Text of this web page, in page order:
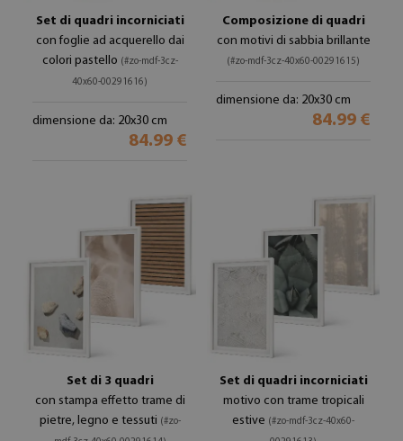
Set di quadri incorniciati
con foglie ad acquerello dai
colori pastello (#zo-mdf-3cz-
40x60-00291616)
dimensione da: 20x30 cm
84.99 €
Composizione di quadri
con motivi di sabbia brillante
(#zo-mdf-3cz-40x60-00291615)
dimensione da: 20x30 cm
84.99 €
Set di 3 quadri
con stampa effetto trame di
pietre, legno e tessuti (#zo-
Set di quadri incorniciati
motivo con trame tropicali
estive (#zo-mdf-3cz-40x60-